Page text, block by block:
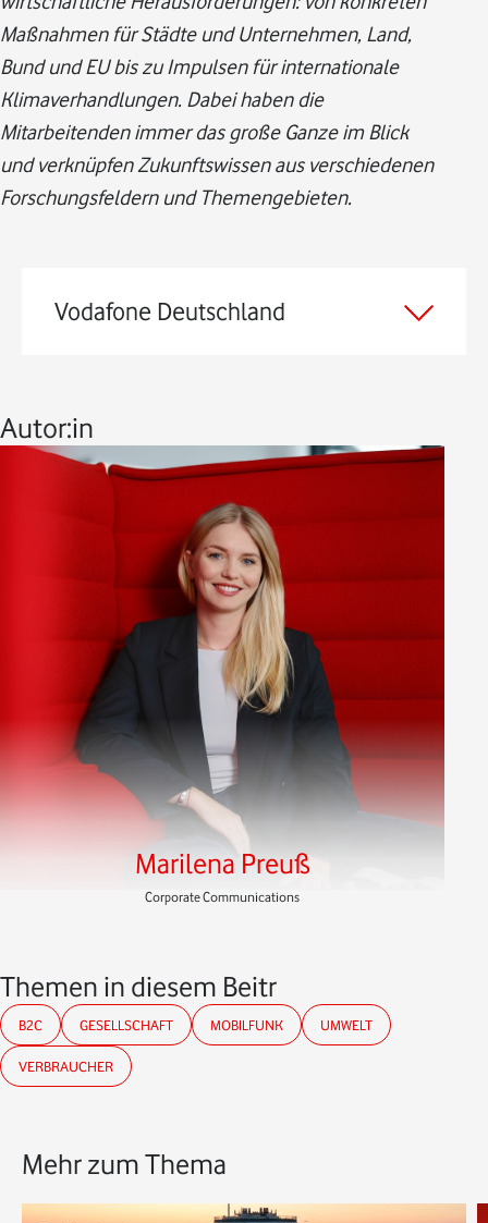
Maßnahmen für Städte und Unternehmen, Land,
Bund und EU bis zu Impulsen für internationale
Klimaverhandlungen. Dabei haben die
Mitarbeitenden immer das große Ganze im Blick
und verknüpfen Zukunftswissen aus verschiedenen
Forschungsfeldern und Themengebieten.
Vodafone Deutschland
Autor:in
Marilena Preuß
Corporate Communications
Themen in diesem Beitrag
B2C GESELLSCHAFT MOBILFUNK UMWELT
VERBRAUCHER
Mehr zum Thema